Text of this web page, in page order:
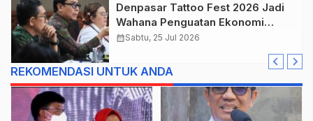
Denpasar Tattoo Fest 2026 Jadi
Wahana Penguatan Ekonomi
Kreatif Kota.
calendar_monthSabtu, 25 Jul 2026
REKOMENDASI UNTUK ANDA